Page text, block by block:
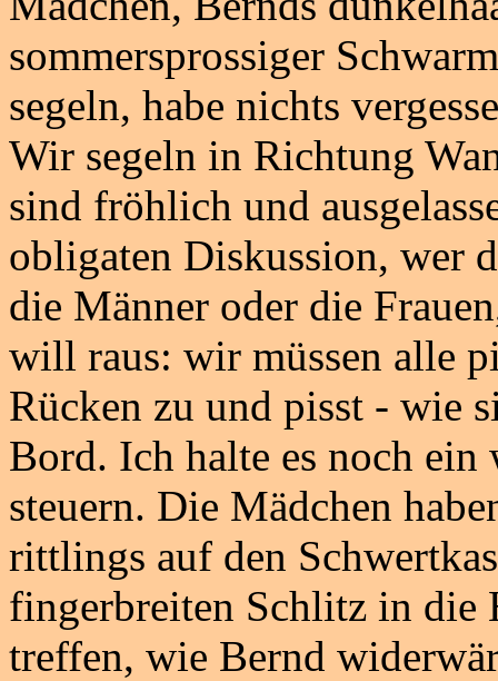
sommersprossiger
segeln, habe nichts
Wir segeln in Richtung
sind fröhlich und
obligaten Diskussion, wer
die Männer oder die
will raus: wir müssen alle
Rücken zu und pisst - wie
Bord. Ich halte es noch
steuern. Die Mädchen
rittlings auf den
fingerbreiten Schlitz in die
treffen, wie Bernd